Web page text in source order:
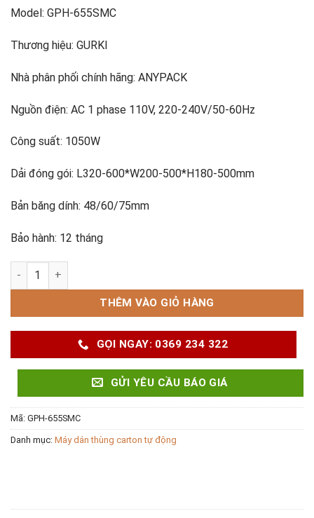
Model: GPH-655SMC
Thương hiệu: GURKI
Nhà phân phối chính hãng: ANYPACK
Nguồn điện: AC 1 phase 110V, 220-240V/50-60Hz
Công suất: 1050W
Dải đóng gói: L320-600*W200-500*H180-500mm
Bản băng dính: 48/60/75mm
Bảo hành: 12 tháng
Máy dán thùng carton GPH-655SMC số lượng
THÊM VÀO GIỎ HÀNG
GỌI NGAY: 0369 234 322
GỬI YÊU CẦU BÁO GIÁ
Mã: GPH-655SMC
Danh mục: Máy dán thùng carton tự động